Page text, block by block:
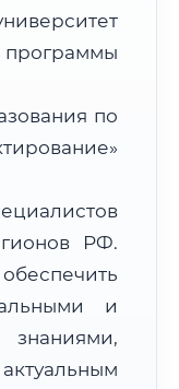
+7 (4752)
392000–392999
по
РФ.
и